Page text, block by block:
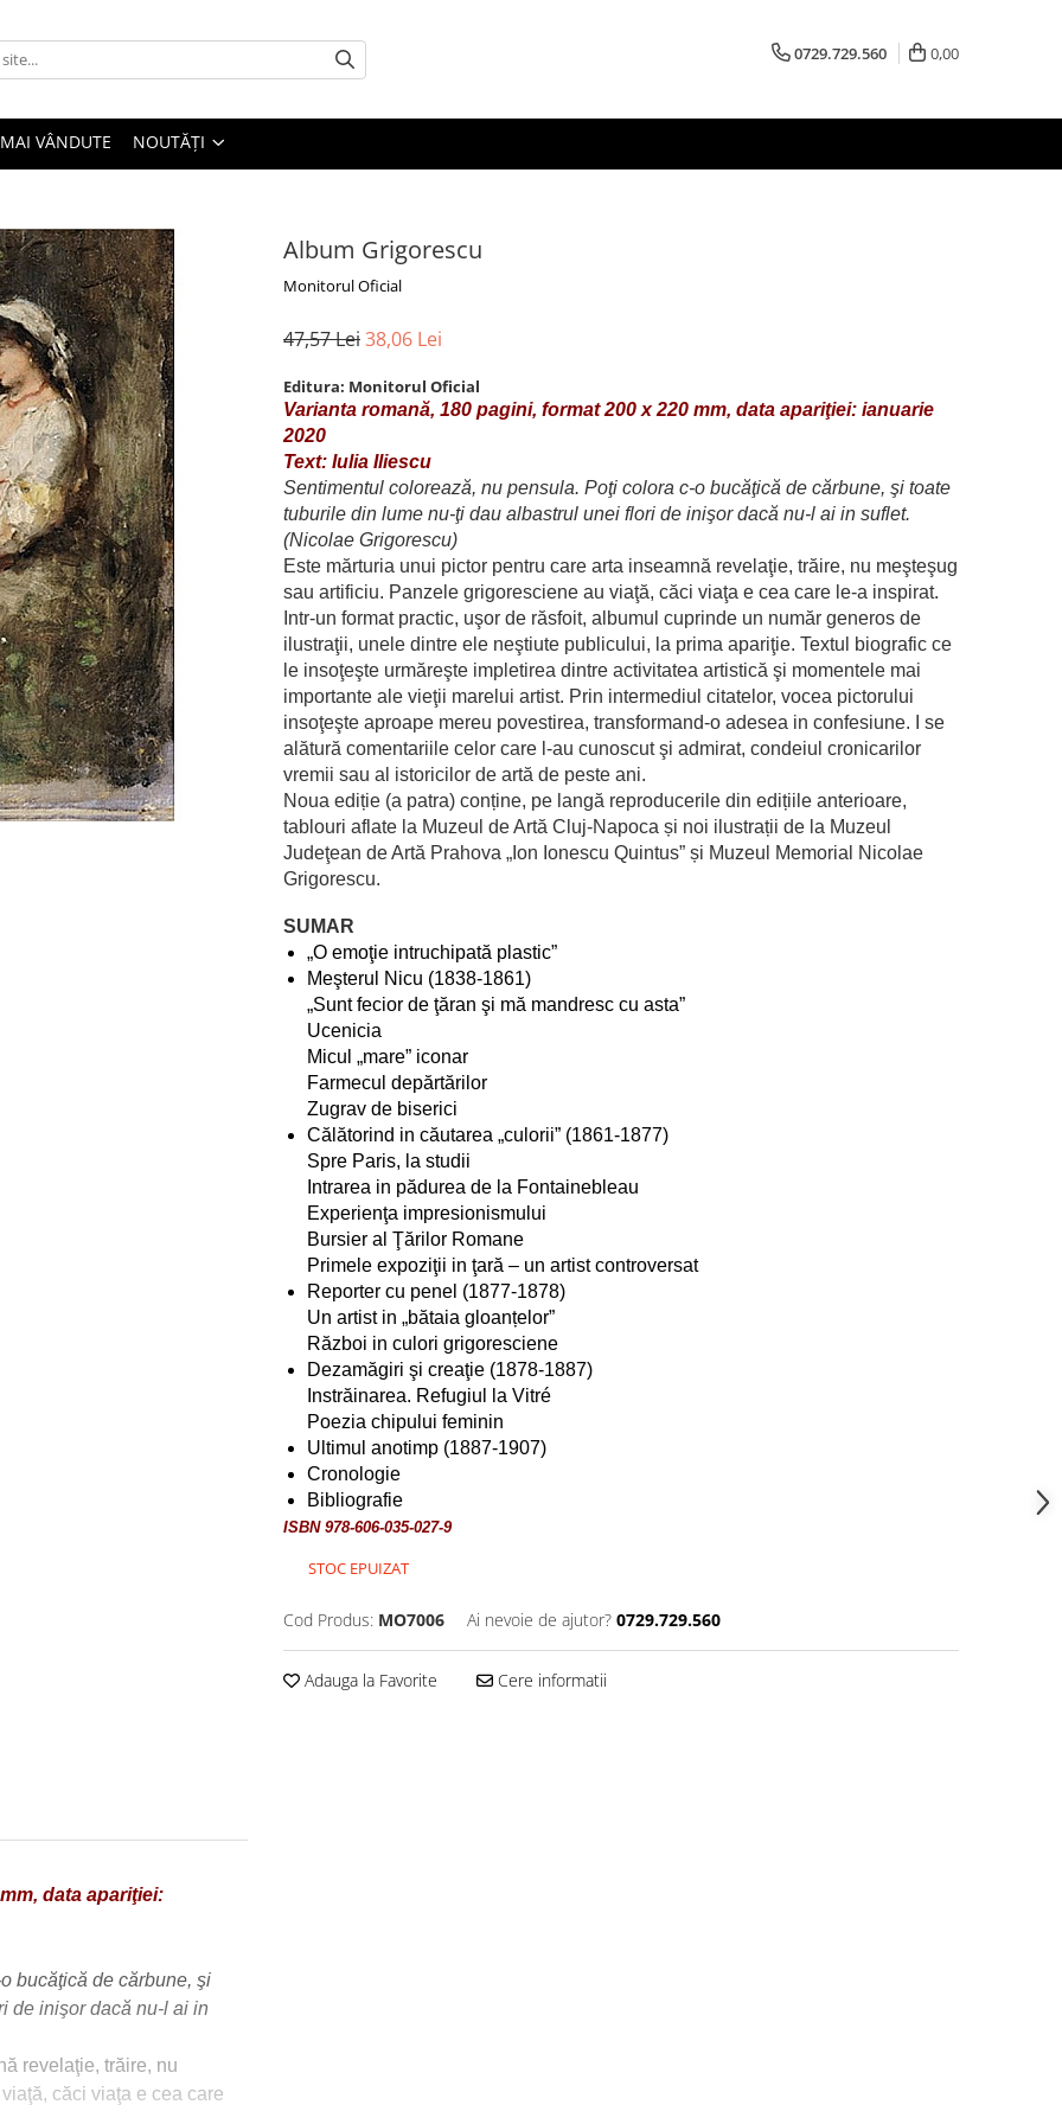
0729.729.560 0,00
VÂNDUTE NOUTĂȚI
Album Grigorescu
Monitorul Oficial
47,57 Lei38,06 Lei
Editura: Monitorul Oficial
Varianta romană, 180 pagini, format 200 x 220 mm, data apariţiei: ianuarie
2020
Text: Iulia Iliescu
Sentimentul colorează, nu pensula. Poţi colora c-o bucăţică de cărbune, şi toate
tuburile din lume nu-ţi dau albastrul unei flori de inişor dacă nu-l ai in suflet.
(Nicolae Grigorescu)
Este mărturia unui pictor pentru care arta inseamnă revelaţie, trăire, nu meşteşug
sau artificiu. Panzele grigoresciene au viaţă, căci viaţa e cea care le-a inspirat.
Intr-un format practic, uşor de răsfoit, albumul cuprinde un număr generos de
ilustraţii, unele dintre ele neştiute publicului, la prima apariţie. Textul biografic ce
le insoţeşte urmăreşte impletirea dintre activitatea artistică şi momentele mai
importante ale vieţii marelui artist. Prin intermediul citatelor, vocea pictorului
insoţeşte aproape mereu povestirea, transformand-o adesea in confesiune. I se
alătură comentariile celor care l-au cunoscut şi admirat, condeiul cronicarilor
vremii sau al istoricilor de artă de peste ani.
Noua ediție (a patra) conține, pe langă reproducerile din edițiile anterioare,
tablouri aflate la Muzeul de Artă Cluj-Napoca și noi ilustrații de la Muzeul
Judeţean de Artă Prahova „Ion Ionescu Quintus” și Muzeul Memorial Nicolae
Grigorescu.
SUMAR
„O emoţie intruchipată plastic”
Meşterul Nicu (1838-1861)
„Sunt fecior de ţăran şi mă mandresc cu asta”
Ucenicia
Micul „mare” iconar
Farmecul depărtărilor
Zugrav de biserici
Călătorind in căutarea „culorii” (1861-1877)
Spre Paris, la studii
Intrarea in pădurea de la Fontainebleau
Experienţa impresionismului
Bursier al Ţărilor Romane
Primele expoziţii in ţară – un artist controversat
Reporter cu penel (1877-1878)
Un artist in „bătaia gloanțelor”
Război in culori grigoresciene
Dezamăgiri şi creaţie (1878-1887)
Instrăinarea. Refugiul la Vitré
Poezia chipului feminin
Ultimul anotimp (1887-1907)
Cronologie
Bibliografie
ISBN 978-606-035-027-9
STOC EPUIZAT
Cod Produs: MO7006 Ai nevoie de ajutor? 0729.729.560
Adauga la Favorite Cere informatii
data apariţiei:
bucăţică de cărbune, şi
de inişor dacă nu-l ai in
revelaţie, trăire, nu
căci viaţa e cea care